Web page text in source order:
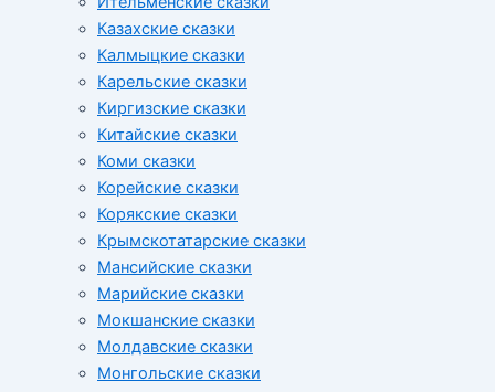
Казахские сказки
Калмыцкие сказки
Карельские сказки
Киргизские сказки
Китайские сказки
Коми сказки
Корейские сказки
Корякские сказки
Крымскотатарские сказки
Мансийские сказки
Марийские сказки
Мокшанские сказки
Молдавские сказки
Монгольские сказки